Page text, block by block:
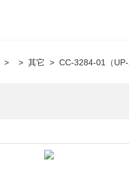
> > 其它 > CC-3284-01（